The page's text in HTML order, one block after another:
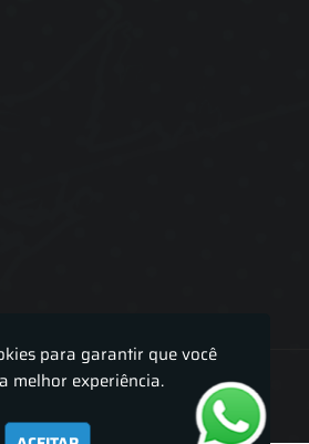
Cortinas sob medidas e persianas
para garantir que você
melhor experiência.